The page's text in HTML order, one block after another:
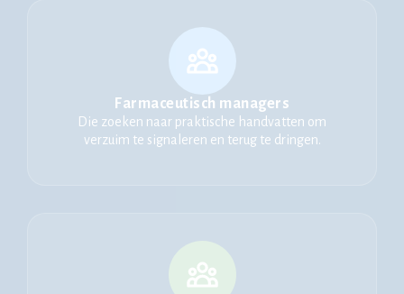
Farmaceutisch managers
Die zoeken naar praktische handvatten om
verzuim te signaleren en terug te dringen.